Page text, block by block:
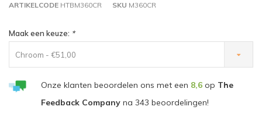
ARTIKELCODE HTBM360CR SKU M360CR
Maak een keuze: *
Chroom - €51,00
Onze klanten beoordelen ons met een 8,6op The
Feedback Companyna 343 beoordelingen!